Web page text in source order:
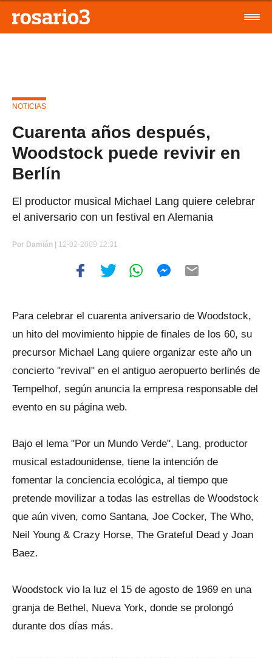
NOTICIAS
Cuarenta años después,
Woodstock puede revivir en
Berlín
El productor musical Michael Lang quiere celebrar
el aniversario con un festival en Alemania
Por Damián | 12-02-2009 12:31
Para celebrar el cuarenta aniversario de Woodstock,
un hito del movimiento hippie de finales de los 60, su
precursor Michael Lang quiere organizar este año un
concierto "revival" en el antiguo aeropuerto berlinés de
Tempelhof, según anuncia la empresa responsable del
evento en su página web.
Bajo el lema "Por un Mundo Verde", Lang, productor
musical estadounidense, tiene la intención de
fomentar la conciencia ecológica, al tiempo que
pretende movilizar a todas las estrellas de Woodstock
que aún viven, como Santana, Joe Cocker, The Who,
Neil Young & Crazy Horse, The Grateful Dead y Joan
Baez.
Woodstock vio la luz el 15 de agosto de 1969 en una
granja de Bethel, Nueva York, donde se prolongó
durante dos días más.